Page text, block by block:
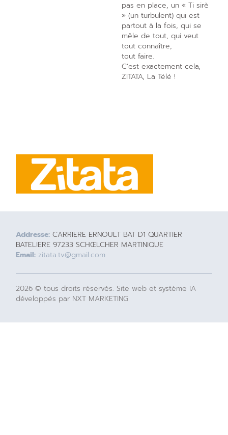
pas en place, un « Ti sirè
» (un turbulent) qui est
partout à la fois, qui se
mêle de tout, qui veut
tout connaître,
tout faire.
C’est exactement cela,
ZITATA, La Télé !
Addresse: CARRIERE ERNOULT BAT D1 QUARTIER
BATELIERE 97233 SCHŒLCHER MARTINIQUE
Email: zitata.tv@gmail.com
2026 © tous droits réservés. Site web et système IA
développés par NXT MARKETING